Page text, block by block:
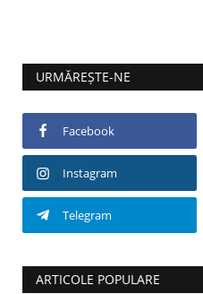
URMĂREȘTE-NE
Facebook
Instagram
Telegram
ARTICOLE POPULARE